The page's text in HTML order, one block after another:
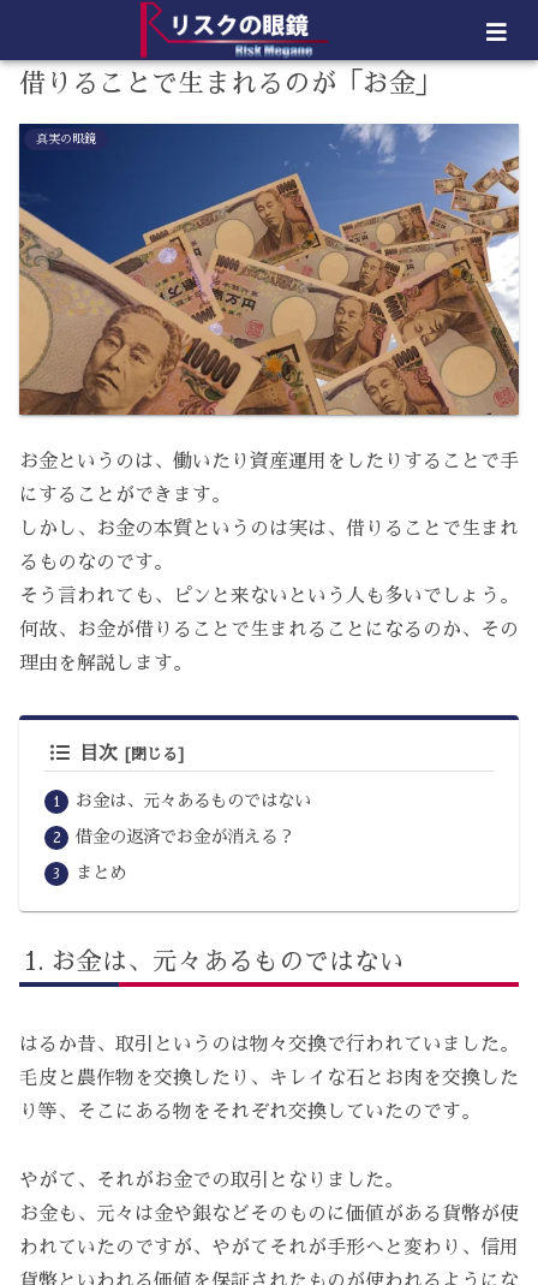
借りることで生まれるのが「お金」
真実の眼鏡
お金というのは、働いたり資産運用をしたりすることで手
にすることができます。
しかし、お金の本質というのは実は、借りることで生まれ
るものなのです。
そう言われても、ピンと来ないという人も多いでしょう。
何故、お金が借りることで生まれることになるのか、その
理由を解説します。
目次
お金は、元々あるものではない
借金の返済でお金が消える？
まとめ
お金は、元々あるものではない
はるか昔、取引というのは物々交換で行われていました。
毛皮と農作物を交換したり、キレイな石とお肉を交換した
り等、そこにある物をそれぞれ交換していたのです。
やがて、それがお金での取引となりました。
お金も、元々は金や銀などそのものに価値がある貨幣が使
われていたのですが、やがてそれが手形へと変わり、信用
貨幣といわれる価値を保証されたものが使われるようにな